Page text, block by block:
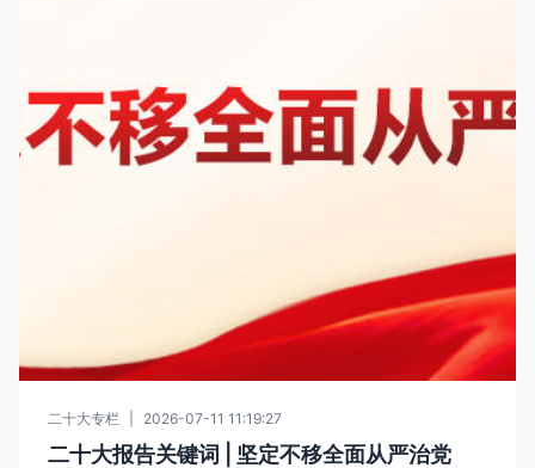
二十大专栏 2026-07-11 11:19:27
二十大报告关键词 | 坚定不移全面从严治党